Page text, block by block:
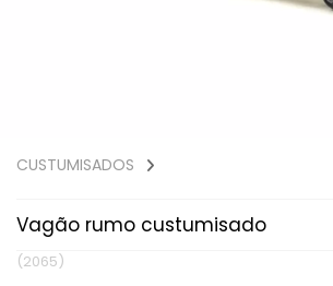
CUSTUMISADOS
Vagão rumo custumisado
(2065)